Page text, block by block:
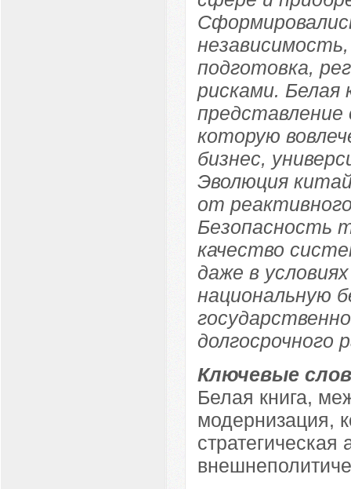
подготовка,
рисками. Белая
представление
которую
бизнес,
Эволюция
от
Безопасность
качество
даже в
национальную
долгосрочного
Ключевые
Белая книга,
модернизация,
стратегическая